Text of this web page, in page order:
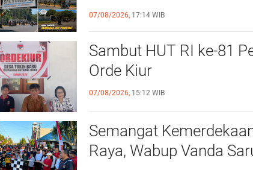
Dijaga TNI-Polri
07/08/2026, 17:14 WIB
Sambut HUT RI ke-81
Orde Kiur
07/08/2026, 15:12 WIB
Semangat
Raya, Wabup Vanda